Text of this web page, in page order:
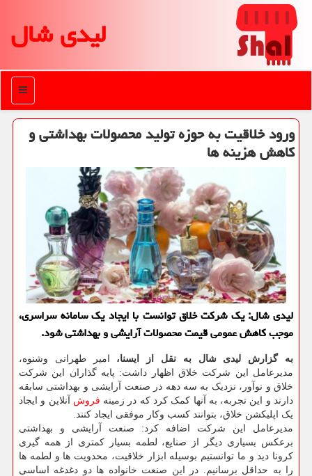
لیدی شال
منو
ورود خلاقیت به حوزه تولید محصولات بهداشتی و
كاهش هزینه ها
لیدی شال: یک شرکت خلاق توانست با ایجاد یک سامانه سراسری،
موجب کاهش عمومی قیمت محصولات آرایشی و بهداشتی شود.
به گزارش لیدی شال به نقل از ایسنا،
امیر طهرانی وشنوه،
مدیرعامل این شرکت خلاق اظهار داشت: پایه گذاران این شرکت
خلاق و نوآور، نزدیک به سه دهه در صنعت آرایشی و بهداشتی سابقه
دارند و این تجربه، به آنها کمک کرد که در زمینه فروش آنلاین و ایجاد
یک اپلیکشن خلاق، بتوانند کسب وکار موفقی ایجاد کنند.
مدیرعامل این شرکت اضافه کرد: صنعت آرایشی و بهداشتی
برعکس بسیاری دیگر از صنایع، لطمه بسیار کمتری از همه گیری
کرونا دید و ما توانستیم بوسیله ابزار خلاقیت، محدویت ها و لطمه ها
را به حداقل برسانیم. در این صنعت خانواده ها دو دغدغه اساسی